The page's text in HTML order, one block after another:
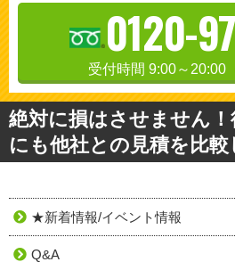
0120-
受付時間 9:00～20:00
絶対に損はさせません
にも他社との見積を比較
★新着情報/イベント情報
Q&A